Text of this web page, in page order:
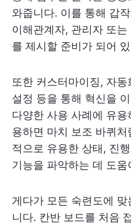
와줍니다. 이를 통해 갑
이해관계자, 관리자 또
를 제시할 준비가 되어
또한 커스터마이징, 자
설정 등을 통해 혁신을
다양한 사용 사례에 유
용하면 마치 보조 바퀴
적으로 유용한 상태, 진
기능을 파악하는 데 도
게다가 모든 숙련도에
니다. 칸반 보드를 처음